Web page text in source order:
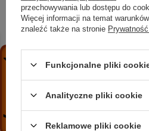
Zapisz się
przechowywania lub dostępu do
Więcej informacji na temat
znaleźć także na stronie
Funkcjonalne pliki
Analityczne pliki cookie
Reklamowe pliki cookie